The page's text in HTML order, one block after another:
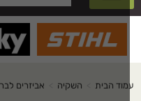
הבית > השקיה > אביזרים